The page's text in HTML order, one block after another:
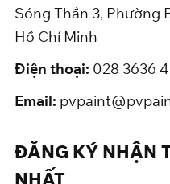
Sóng Thần 3, Phường
Hồ Chí Minh
Điện thoại: 028 3636
Email:
ĐĂNG KÝ NHẬN
NHẤT